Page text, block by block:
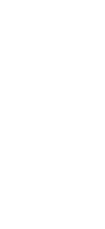
(> 100 kilómetros)
con niños
del alquiler de la
24 horas
(bajo demanda)
sus vacaciones en
(Arenal Xàbia) (a
Blanca